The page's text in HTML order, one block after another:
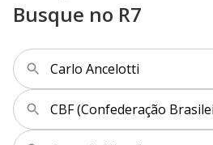
Busque no R7
Carlo Ancelotti
CBF (Confederação